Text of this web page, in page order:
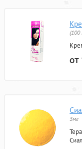
(100
от
5мг